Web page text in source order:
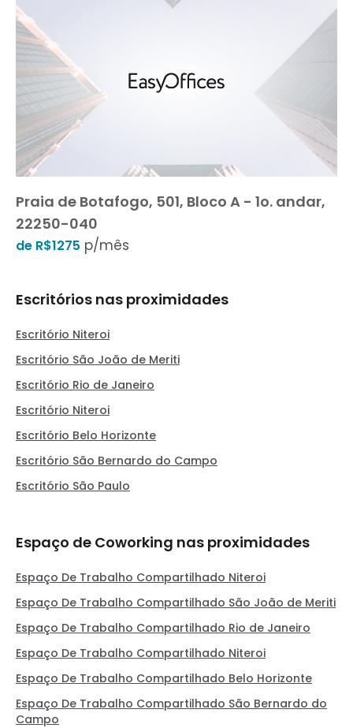
Praia de Botafogo, 501, Bloco A - 1o. andar,
22250-040
de R$1275 p/mês
Escritórios nas proximidades
Escritório Niteroi
Escritório São João de Meriti
Escritório Rio de Janeiro
Escritório Niteroi
Escritório Belo Horizonte
Escritório São Bernardo do Campo
Escritório São Paulo
Espaço de Coworking nas proximidades
Espaço De Trabalho Compartilhado Niteroi
Espaço De Trabalho Compartilhado São João de Meriti
Espaço De Trabalho Compartilhado Rio de Janeiro
Espaço De Trabalho Compartilhado Niteroi
Espaço De Trabalho Compartilhado Belo Horizonte
Espaço De Trabalho Compartilhado São Bernardo do
Campo